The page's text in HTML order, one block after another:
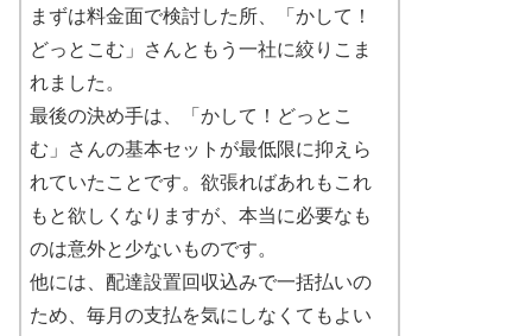
まずは料金面で検討した所、「かして！
どっとこむ」さんともう一社に絞りこま
れました。
最後の決め手は、「かして！どっとこ
む」さんの基本セットが最低限に抑えら
れていたことです。欲張ればあれもこれ
もと欲しくなりますが、本当に必要なも
のは意外と少ないものです。
他には、配達設置回収込みで一括払いの
ため、毎月の支払を気にしなくてもよい